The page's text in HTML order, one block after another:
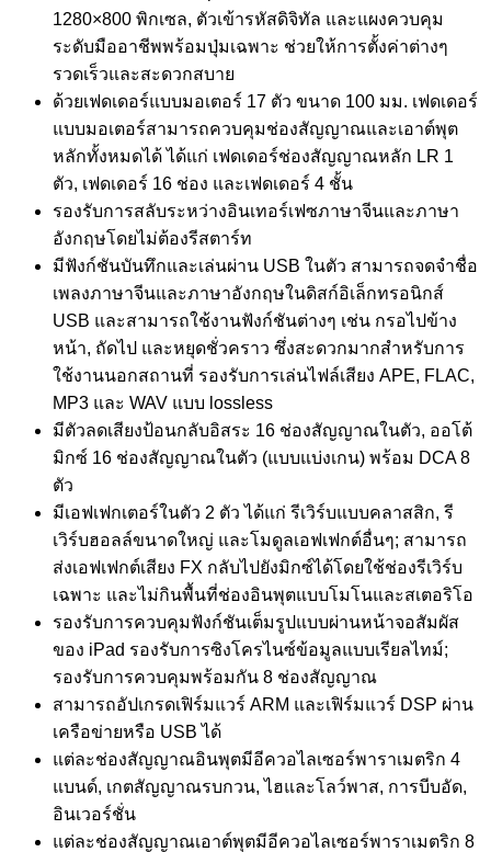
1280×800 พิกเซล, ตัวเข้ารหัสดิจิทัล และแผงควบคุม
ระดับมืออาชีพพร้อมปุ่มเฉพาะ ช่วยให้การตั้งค่าต่างๆ
รวดเร็วและสะดวกสบาย
ด้วยเฟดเดอร์แบบมอเตอร์ 17 ตัว ขนาด 100 มม. เฟดเดอร์
แบบมอเตอร์สามารถควบคุมช่องสัญญาณและเอาต์พุต
หลักทั้งหมดได้ ได้แก่ เฟดเดอร์ช่องสัญญาณหลัก LR 1
ตัว, เฟดเดอร์ 16 ช่อง และเฟดเดอร์ 4 ชั้น
รองรับการสลับระหว่างอินเทอร์เฟซภาษาจีนและภาษา
อังกฤษโดยไม่ต้องรีสตาร์ท
มีฟังก์ชันบันทึกและเล่นผ่าน USB ในตัว สามารถจดจำชื่อ
เพลงภาษาจีนและภาษาอังกฤษในดิสก์อิเล็กทรอนิกส์
USB และสามารถใช้งานฟังก์ชันต่างๆ เช่น กรอไปข้าง
หน้า, ถัดไป และหยุดชั่วคราว ซึ่งสะดวกมากสำหรับการ
ใช้งานนอกสถานที่ รองรับการเล่นไฟล์เสียง APE, FLAC,
MP3 และ WAV แบบ lossless
มีตัวลดเสียงป้อนกลับอิสระ 16 ช่องสัญญาณในตัว, ออโต้
มิกซ์ 16 ช่องสัญญาณในตัว (แบบแบ่งเกน) พร้อม DCA 8
ตัว
มีเอฟเฟกเตอร์ในตัว 2 ตัว ได้แก่ รีเวิร์บแบบคลาสสิก, รี
เวิร์บฮอลล์ขนาดใหญ่ และโมดูลเอฟเฟกต์อื่นๆ; สามารถ
ส่งเอฟเฟกต์เสียง FX กลับไปยังมิกซ์ได้โดยใช้ช่องรีเวิร์บ
เฉพาะ และไม่กินพื้นที่ช่องอินพุตแบบโมโนและสเตอริโอ
รองรับการควบคุมฟังก์ชันเต็มรูปแบบผ่านหน้าจอสัมผัส
ของ iPad รองรับการซิงโครไนซ์ข้อมูลแบบเรียลไทม์;
รองรับการควบคุมพร้อมกัน 8 ช่องสัญญาณ
สามารถอัปเกรดเฟิร์มแวร์ ARM และเฟิร์มแวร์ DSP ผ่าน
เครือข่ายหรือ USB ได้
แต่ละช่องสัญญาณอินพุตมีอีควอไลเซอร์พาราเมตริก 4
แบนด์, เกตสัญญาณรบกวน, ไฮและโลว์พาส, การบีบอัด,
อินเวอร์ชั่น
แต่ละช่องสัญญาณเอาต์พุตมีอีควอไลเซอร์พาราเมตริก 8